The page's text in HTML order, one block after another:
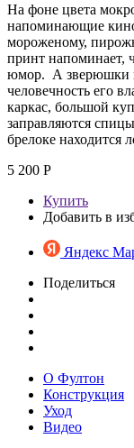
На фоне цвета
напоминающие
мороженому,
принт напоминает,
юмор. А зверюшки
человечность его
каркас, большой
заправляются
брелоке находится
5 200 Р
Купить
Добавить в
Яндекс
Поделиться
О Фултон
Конструкция
Уход
Видео